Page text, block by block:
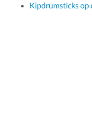
Kipdrumsticks op